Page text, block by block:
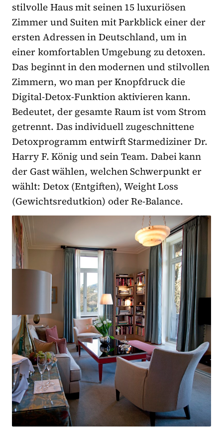
stilvolle Haus mit seinen 15 luxuriösen
Zimmer und Suiten mit Parkblick einer der
ersten Adressen in Deutschland, um in
einer komfortablen Umgebung zu detoxen.
Das beginnt in den modernen und stilvollen
Zimmern, wo man per Knopfdruck die
Digital-Detox-Funktion aktivieren kann.
Bedeutet, der gesamte Raum ist vom Strom
getrennt. Das individuell zugeschnittene
Detoxprogramm entwirft Starmediziner Dr.
Harry F. König und sein Team. Dabei kann
der Gast wählen, welchen Schwerpunkt er
wählt: Detox (Entgiften), Weight Loss
(Gewichtsredutkion) oder Re-Balance.